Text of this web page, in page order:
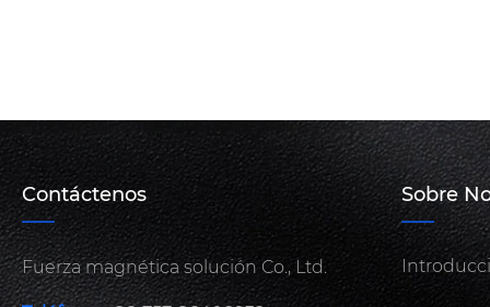
Contáctenos
Fuerza magnética solución Co., Ltd.
Sobre